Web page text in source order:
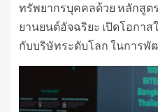
ทรัพยากรบุคคลด้วย หลักสูต
ยานยนต์อัจฉริยะ เปิดโอกา
กับบริษัทระดับโลก ในการพั